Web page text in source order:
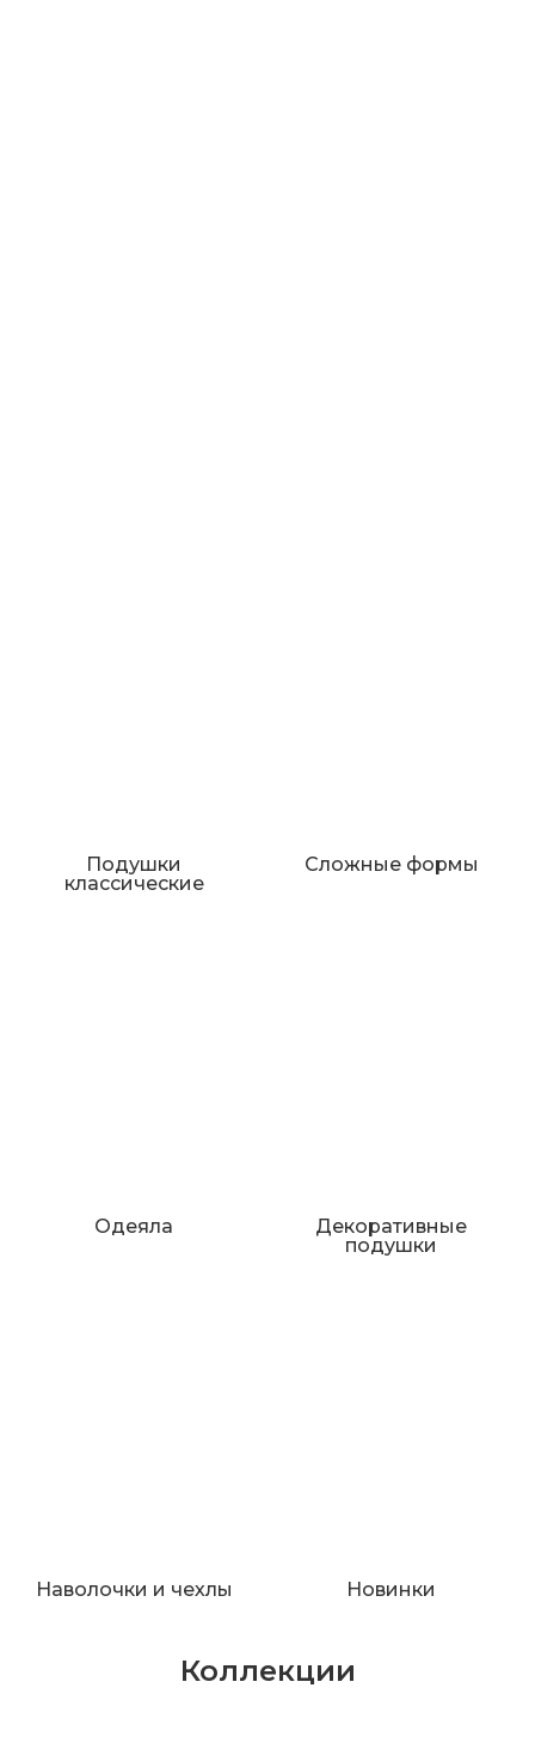
Подушки
классические
Сложные формы
Одеяла
Декоративные
подушки
Наволочки и чехлы Новинки
Коллекции